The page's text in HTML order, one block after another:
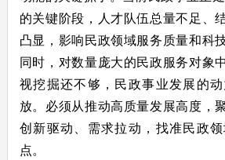
的关键阶段，人才队伍总量不足、
凸显，影响民政领域服务质量和科
同时，对数量庞大的民政服务对象
视挖掘还不够，民政事业发展的
放。必须从推动高质量发展高度，
创新驱动、需求拉动，找准民政
点。